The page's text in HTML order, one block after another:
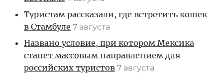
Туристам рассказали, где встретить кошек
в Стамбуле 7 августа
Названо условие, при котором Мексика
станет массовым направлением для
российских туристов 7 августа